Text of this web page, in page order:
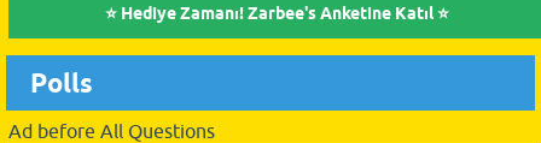
⭐ Hediye Zamanı! Zarbee's Anketine Katıl ⭐
Polls
Ad before All Questions